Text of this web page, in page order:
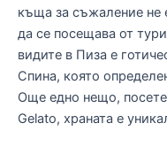
къща за съжаление не
да се посещава от
видите в Пиза е
Спина, която
Още едно нещо,
Gelato, храната е